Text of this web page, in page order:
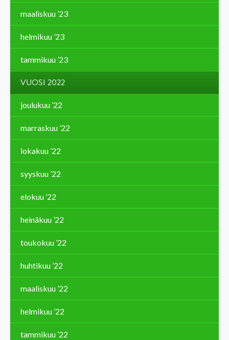
maaliskuu ’23
helmikuu ’23
tammikuu ’23
VUOSI 2022
joulukuu ’22
marraskuu ’22
lokakuu ’22
syyskuu ’22
elokuu ’22
heinäkuu ’22
toukokuu ’22
huhtikuu ’22
maaliskuu ’22
helmikuu ’22
tammikuu ’22